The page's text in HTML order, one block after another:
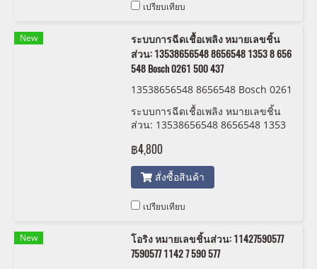
เปรียบเทียบ
New
ระบบการฉีดเชื้อเพลิง หมายเลขชิ้น
ส่วน: 13538656548 8656548 1353 8 656
548 Bosch 0261 500 437
13538656548 8656548 Bosch 0261
ระบบการฉีดเชื้อเพลิง หมายเลขชิ้น
ส่วน: 13538656548 8656548 1353
฿4,800
สั่งซื้อสินค้า
เปรียบเทียบ
New
โอริง หมายเลขชิ้นส่วน: 11427590577
7590577 1142 7 590 577